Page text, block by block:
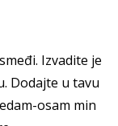
Izvadite je
Dodajte u tavu
osam min